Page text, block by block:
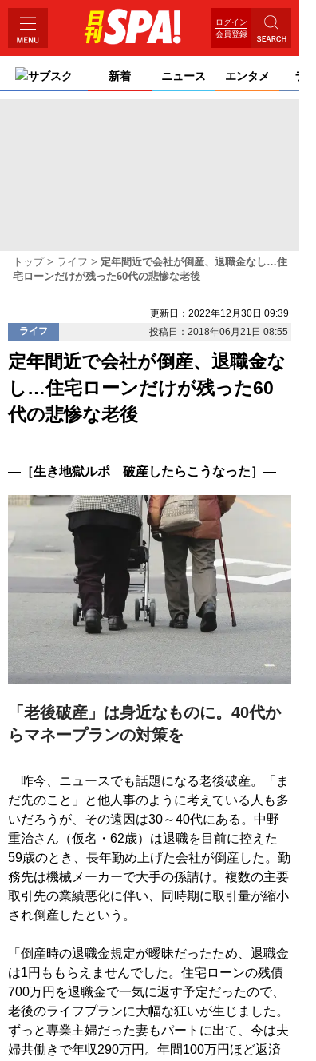
ログイン
会員登録
サブスク 新着 ニュース エンタメ ライ
トップ ライフ
定年間近で会社が倒産、退職金なし…住
宅ローンだけが残った60代の悲惨な老後
更新日：2022年12月30日 09:39
ライフ
投稿日：2018年06月21日 08:55
定年間近で会社が倒産、退職金な
し…住宅ローンだけが残った60
代の悲惨な老後
―［生き地獄ルポ 破産したらこうなった］―
「老後破産」は身近なものに。40代か
らマネープランの対策を
昨今、ニュースでも話題になる老後破産。「ま
だ先のこと」と他人事のように考えている人も多
いだろうが、その遠因は30～40代にある。中野
重治さん（仮名・62歳）は退職を目前に控えた
59歳のとき、長年勤め上げた会社が倒産した。勤
務先は機械メーカーで大手の孫請け。複数の主要
取引先の業績悪化に伴い、同時期に取引量が縮小
され倒産したという。
「倒産時の退職金規定が曖昧だったため、退職金
は1円ももらえませんでした。住宅ローンの残債
700万円を退職金で一気に返す予定だったので、
老後のライフプランに大幅な狂いが生じました。
ずっと専業主婦だった妻もパートに出て、今は夫
婦共働きで年収290万円。年間100万円ほど返済